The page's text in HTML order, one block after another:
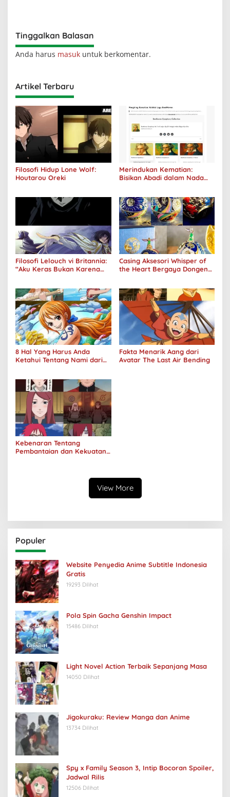
Tinggalkan Balasan
Anda harus masuk untuk berkomentar.
Artikel Terbaru
Filosofi Hidup Lone Wolf:
Houtarou Oreki
Merindukan Kematian:
Bisikan Abadi dalam Nada
Filosofi Lelouch vi Britannia:
“Aku Keras Bukan Karena
Casing Aksesori Whisper of
the Heart Bergaya Dongeng
8 Hal Yang Harus Anda
Ketahui Tentang Nami dari
Fakta Menarik Aang dari
Avatar The Last Air Bending
Kebenaran Tentang
Pembantaian dan Kekuatan
View More
Populer
Website Penyedia Anime Subtitle Indonesia
Gratis
19293 Dilihat
Pola Spin Gacha Genshin Impact
15486 Dilihat
Light Novel Action Terbaik Sepanjang Masa
14050 Dilihat
Jigokuraku: Review Manga dan Anime
13734 Dilihat
Spy x Family Season 3, Intip Bocoran Spoiler,
Jadwal Rilis
12506 Dilihat